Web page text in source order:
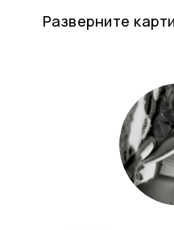
Разверните